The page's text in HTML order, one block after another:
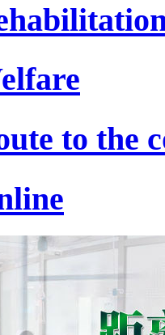
to the